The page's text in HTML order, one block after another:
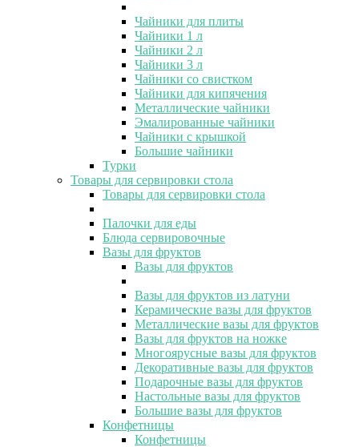
Чайники для плиты
Чайники 1 л
Чайники 2 л
Чайники 3 л
Чайники со свистком
Чайники для кипячения
Металлические чайники
Эмалированные чайники
Чайники с крышкой
Большие чайники
Турки
Товары для сервировки стола
Товары для сервировки стола
Палочки для еды
Блюда сервировочные
Вазы для фруктов
Вазы для фруктов
Вазы для фруктов из латуни
Керамические вазы для фруктов
Металлические вазы для фруктов
Вазы для фруктов на ножке
Многоярусные вазы для фруктов
Декоративные вазы для фруктов
Подарочные вазы для фруктов
Настольные вазы для фруктов
Большие вазы для фруктов
Конфетницы
Конфетницы